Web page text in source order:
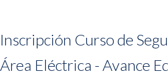
Inscripción Curso de
Área Eléctrica - Avance